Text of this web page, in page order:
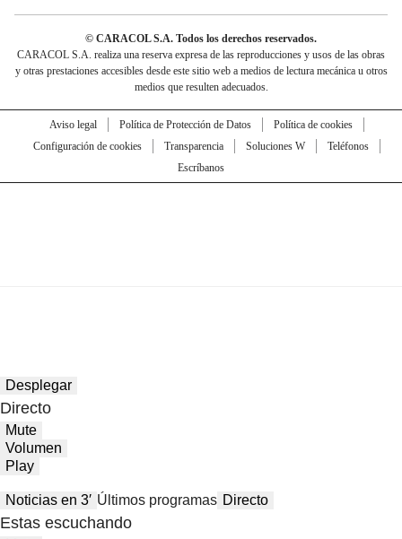
© CARACOL S.A. Todos los derechos reservados.
CARACOL S.A. realiza una reserva expresa de las reproducciones y usos de las obras
y otras prestaciones accesibles desde este sitio web a medios de lectura mecánica u otros
medios que resulten adecuados.
Aviso legal Política de Protección de Datos
Política de cookies
Configuración de cookies
Transparencia Soluciones W
Teléfonos
Escríbanos
Desplegar
Directo
Mute
Volumen
Play
Noticias en 3′ Últimos programas